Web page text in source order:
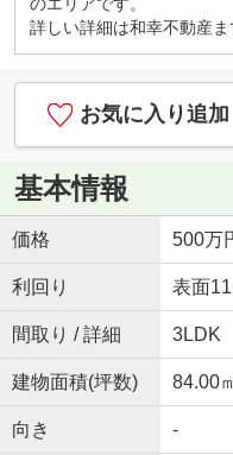
詳しい詳細は和幸不動産ま
お気に入り追加
基本情報
価格 500万
利回り 表面
間取り / 詳細 3LDK
建物面積(坪数) 84.00
向き -